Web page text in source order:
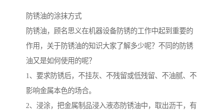
防锈油的涂抹方式
防锈油，顾名思义在机器设备防锈的工作中起到重要的
作用，关于防锈油的知识大家了解多少呢？不同的防锈
油又是如何使用的呢？
1、要求防锈后，不挂灰、不残留或低残留、不油腻、不
影响金属本色的场合。
2、浸涂，把金属制品浸入液态防锈油中，取出沥干，有